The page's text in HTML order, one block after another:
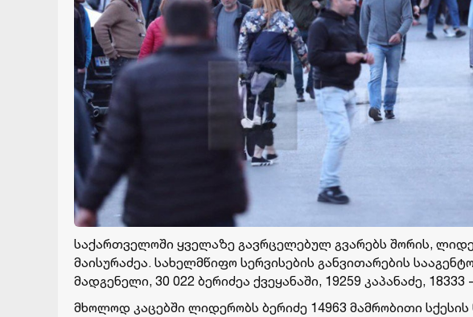
სა­ქარ­თვე­ლო­ში ყვე­ლა­ზე გავ­რცე­ლე­ბულ გვა­რებს შო­რის,
მა­ი­სუ­რა­ძეა. სა­ხელ­მწი­ფო სერ­ვი­სე­ბის გან­ვი­თა­რე­ბის
მად­გე­ნე­ლი, 30 022 ბე­რი­ძეა ქვე­ყა­ნა­ში, 19259 კა­პა­ნა­ძე,
მხო­ლოდ კა­ცებ­ში ლი­დე­რობს ბე­რი­ძე 14963 მამ­რო­ბი­თი